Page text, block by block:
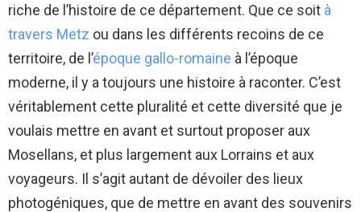
riche de l’histoire de ce département. Que ce soit à
travers Metz ou dans les différents recoins de ce
territoire, de l’époque gallo-romaine à l’époque
moderne, il y a toujours une histoire à raconter. C’est
véritablement cette pluralité et cette diversité que je
voulais mettre en avant et surtout proposer aux
Mosellans, et plus largement aux Lorrains et aux
voyageurs. Il s’agit autant de dévoiler des lieux
photogéniques, que de mettre en avant des souvenirs